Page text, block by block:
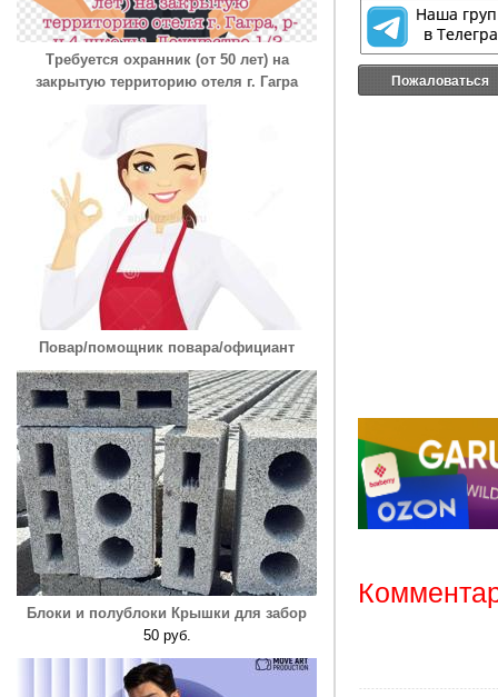
Требуется охранник (от 50 лет) на
закрытую территорию отеля г. Гагра
Повар/помощник повара/официант
Блоки и полублоки Крышки для забор
50 руб.
Пожаловаться